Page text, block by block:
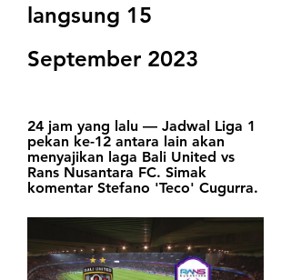
langsung 15
September 2023
24 jam yang lalu — Jadwal Liga 1
pekan ke-12 antara lain akan
menyajikan laga Bali United vs
Rans Nusantara FC. Simak
komentar Stefano 'Teco' Cugurra.